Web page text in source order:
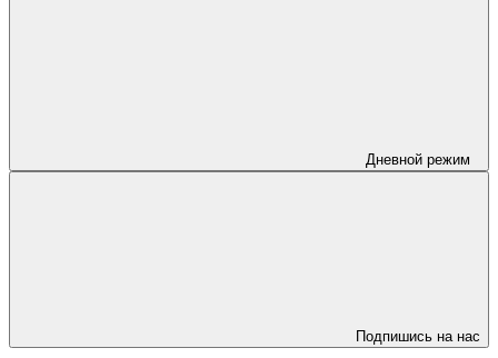
Дневной режим
Подпишись на нас